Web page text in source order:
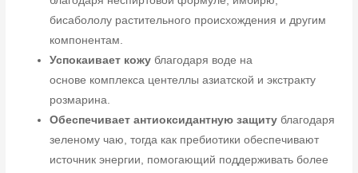
бисабололу растительного происхождения и другим
компонентам.
Успокаивает кожу благодаря воде на
основе комплекса центеллы азиатской и экстракту
розмарина.
Обеспечивает антиоксидантную защиту благодаря
зеленому чаю, тогда как пребиотики обеспечивают
источник энергии, помогающий поддерживать более